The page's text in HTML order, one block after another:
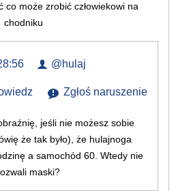
co może zrobić człowiekowi na
chodniku
@hulaj
Zgłoś naruszenie
jeśli nie możesz sobie
że tak było), że hulajnoga
a samochód 60. Wtedy nie
maski?